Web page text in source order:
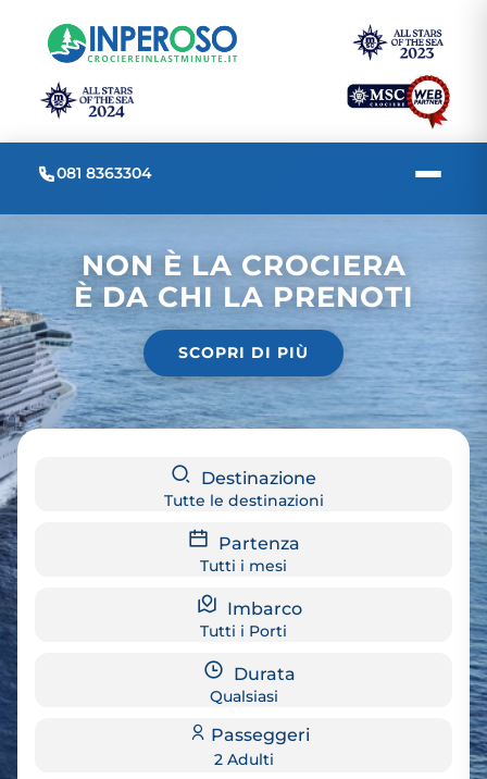
081 8363304
NON È LA CROCIERA
È DA CHI LA PRENOTI
SCOPRI DI PIÙ
Destinazione
Tutte le destinazioni
Partenza
Tutti i mesi
Imbarco
Tutti i Porti
Durata
Qualsiasi
Passeggeri
2 Adulti